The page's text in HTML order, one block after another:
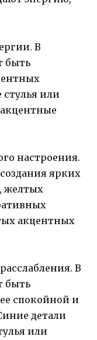
В
быть
или
настроения.
ярких
желтых
акцентных
В
быть
спокойной и
детали
или